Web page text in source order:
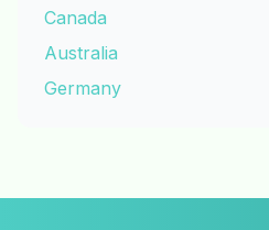
Canada
Australia
Germany